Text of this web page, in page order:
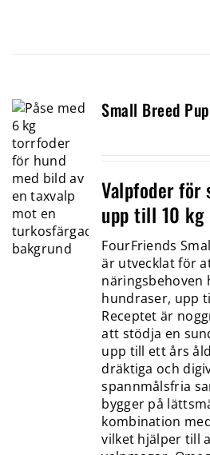
Small Breed
Valpfoder för
upp till 10 kg
FourFriends
är utvecklat för
näringsbehoven
hundraser, upp
Receptet är
att stödja en
upp till ett års
dräktiga och
spannmålsfria
bygger på
kombination
vilket hjälper till